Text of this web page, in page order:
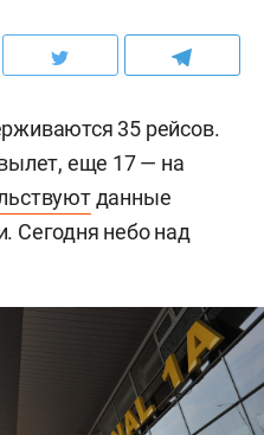
35 рейсов.
еще 17 — на
данные
Сегодня небо над